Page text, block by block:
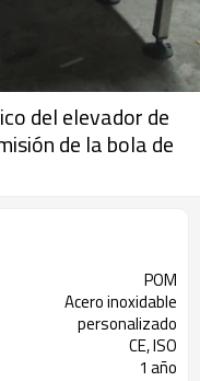
del elevador de
de la bola de
POM
Acero inoxidable
personalizado
CE, ISO
1 año